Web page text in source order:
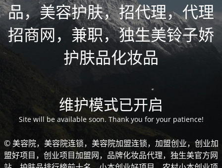
品，美容护肤，招代理，代理
招商网，兼职，独生美铃子娇
护肤品化妆品
维护模式已开启
Site will be available soon. Thank you for your patience!
© 美容院，美容院连锁，美容院加盟连锁，加盟创业，创业加
盟好项目，创业项目加盟网，品牌化妆品代理，独生美官方网